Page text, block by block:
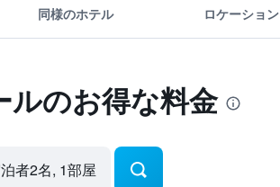
同様のホテル ロケーション
のお得な料金
者2名, 1​部屋